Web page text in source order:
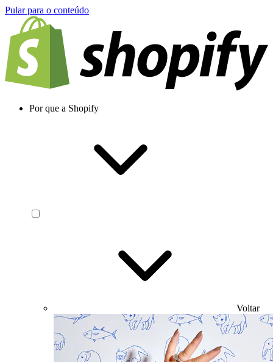
Pular para o conteúdo
Por que a Shopify
Voltar